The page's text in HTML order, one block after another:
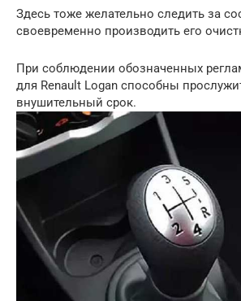
Здесь тоже желательно следить за
своевременно производить его
При соблюдении обозначенных
для Renault Logan способны
внушительный срок.